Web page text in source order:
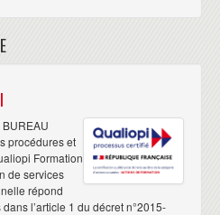
procédures et
Formation
de services
répond
l’article 1 du décret n°2015-